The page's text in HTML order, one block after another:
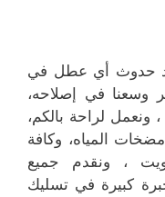
حدوث أي عطل في
وسعنا في إصلاحه،
لراحة بالكم،
المياه، وكافة
، ونقدم جميع
كبيرة في تسليك